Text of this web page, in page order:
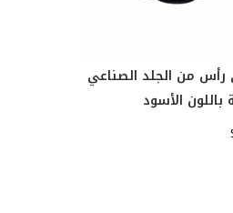
رأس من الجلد الصناعي
باللون الأسود